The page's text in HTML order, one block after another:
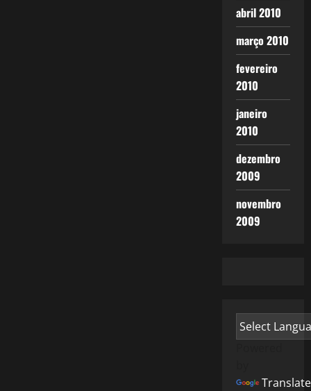
abril 2010
março 2010
fevereiro
2010
janeiro
2010
dezembro
2009
novembro
2009
Translate